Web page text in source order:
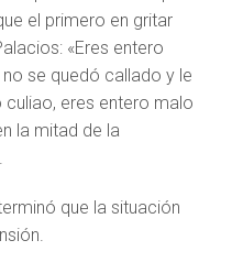
el primero en gritar
«Eres entero
se quedó callado y le
eres entero malo
la mitad de la
que la situación